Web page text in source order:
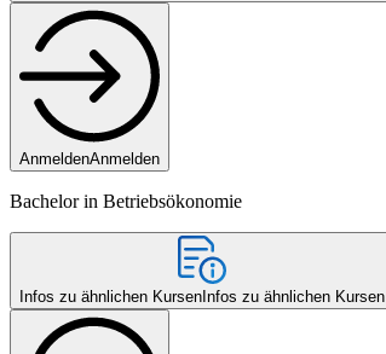
AnmeldenAnmelden
Bachelor in Betriebsökonomie
Infos zu ähnlichen Kursen Infos zu ähnlichen Kursen